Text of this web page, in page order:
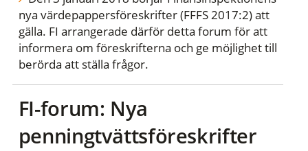
nya värdepappersföreskrifter (FFFS 2017:2) att
gälla. FI arrangerade därför detta forum för att
informera om föreskrifterna och ge möjlighet till
berörda att ställa frågor.
FI-forum: Nya
penningtvättsföreskrifter